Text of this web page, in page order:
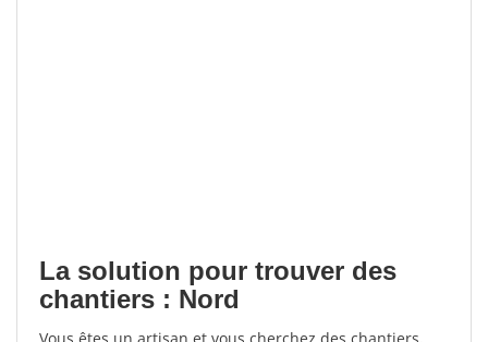
La solution pour trouver des
chantiers : Nord